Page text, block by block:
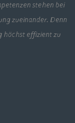
stehen bei
zueinander. Denn
höchst effizient zu